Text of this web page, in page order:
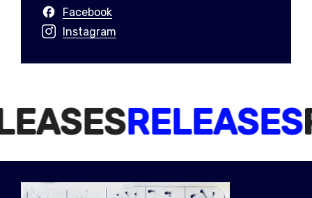
Facebook
Instagram
RELEASES